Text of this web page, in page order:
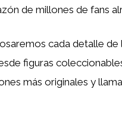
de millones de fans
cada detalle
figuras
más originales y